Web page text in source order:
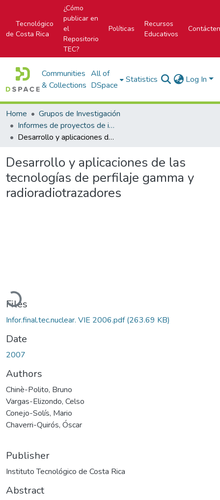
Tecnológico
de Costa Rica
¿Cómo
publicar en
el
Repositorio
TEC?
Políticas
Recursos
Educativos
Communities
& Collections
All of
DSpace
Statistics Log In
Home
Grupos de Investigación
Informes de proyectos de investigación
Desarrollo y aplicaciones de las tecnologías de perfilaje gamma y radioradiotrazadores
Desarrollo y aplicaciones de las
tecnologías de perfilaje gamma y
radioradiotrazadores
Loading...
Files
Infor.final.tec.nuclear. VIE 2006.pdf(263.69 KB)
Date
2007
Authors
Chinè-Polito, Bruno
Vargas-Elizondo, Celso
Conejo-Solís, Mario
Chaverri-Quirós, Óscar
Publisher
Instituto Tecnológico de Costa Rica
Abstract